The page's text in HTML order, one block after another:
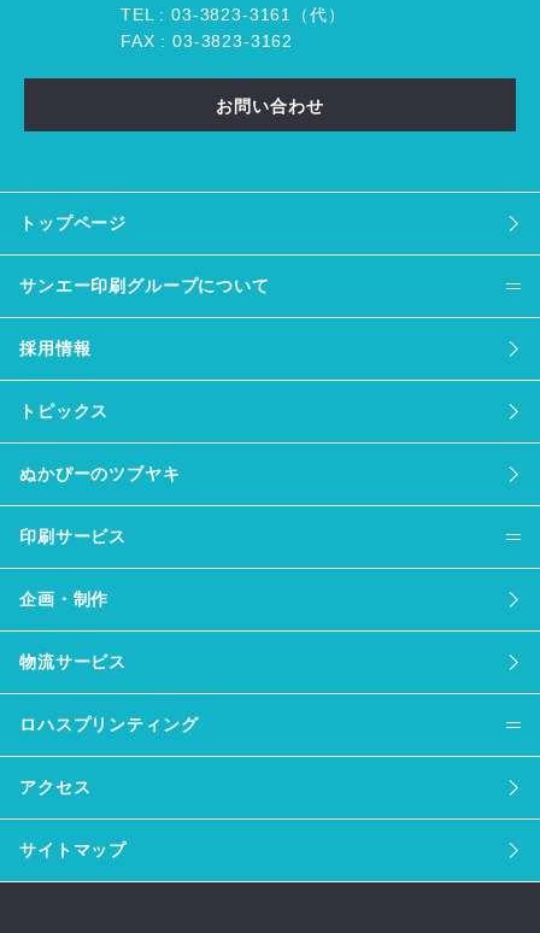
TEL :03-3823-3161（代）
FAX : 03-3823-3162
お問い合わせ
トップページ
サンエー印刷グループについて
採用情報
トピックス
ぬかぴーのツブヤキ
印刷サービス
企画・制作
物流サービス
ロハスプリンティング
アクセス
サイトマップ